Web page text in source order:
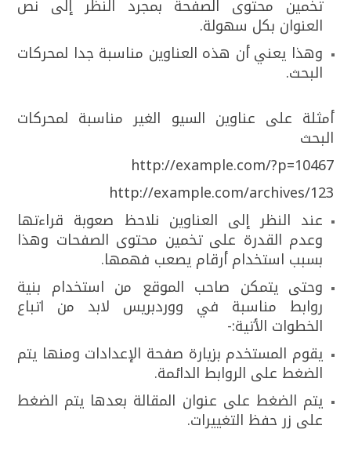
تخمين محتوى الصفحة بمجرد النظر إلى نص
العنوان بكل سهولة.
وهذا يعني أن هذه العناوين مناسبة جدا لمحركات
البحث.
أمثلة على عناوين السيو الغير مناسبة لمحركات
البحث
http://example.com/?p=10467
http://example.com/archives/123
عند النظر إلى العناوين نلاحظ صعوبة قراءتها
وعدم القدرة على تخمين محتوى الصفحات وهذا
بسبب استخدام أرقام يصعب فهمها.
وحتى يتمكن صاحب الموقع من استخدام بنية
روابط مناسبة في ووردبريس لابد من اتباع
الخطوات الأتية:-
يقوم المستخدم بزيارة صفحة الإعدادات ومنها يتم
الضغط على الروابط الدائمة.
يتم الضغط على عنوان المقالة بعدها يتم الضغط
على زر حفظ التغييرات.